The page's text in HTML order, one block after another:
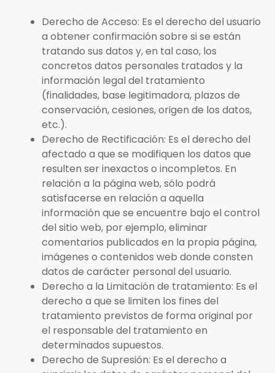
Derecho de Acceso: Es el derecho del usuario
a obtener confirmación sobre si se están
tratando sus datos y, en tal caso, los
concretos datos personales tratados y la
información legal del tratamiento
(finalidades, base legitimadora, plazos de
conservación, cesiones, origen de los datos,
etc.).
Derecho de Rectificación: Es el derecho del
afectado a que se modifiquen los datos que
resulten ser inexactos o incompletos. En
relación a la página web, sólo podrá
satisfacerse en relación a aquella
información que se encuentre bajo el control
del sitio web, por ejemplo, eliminar
comentarios publicados en la propia página,
imágenes o contenidos web donde consten
datos de carácter personal del usuario.
Derecho a la Limitación de tratamiento: Es el
derecho a que se limiten los fines del
tratamiento previstos de forma original por
el responsable del tratamiento en
determinados supuestos.
Derecho de Supresión: Es el derecho a